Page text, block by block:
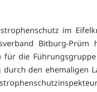
im
Bitburg-
für die
durch den ehemaligen